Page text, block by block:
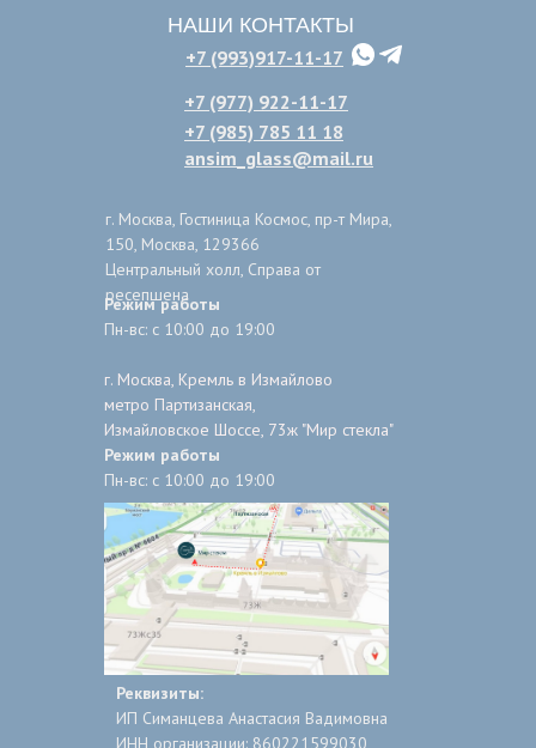
НАШИ КОНТАКТЫ
+7 (993)917-11-17
+7 (985) 785 11 18
г. Москва, Гостиница Космос, пр-т Мира,
150, Москва, 129366
Центральный холл, Справа от
ресепшена
Режим работы
Пн-вс: с 10:00 до 19:00
г. Москва, Кремль в Измайлово
метро Партизанская,
Измайловское Шоссе, 73ж "Мир стекла"
Режим работы
Пн-вс: с 10:00 до 19:00
Реквизиты:
ИП Симанцева Анастасия Вадимовна
ИНН организации: 860221599030
ansim_glass@mail.ru
+7 (977) 922-11-17